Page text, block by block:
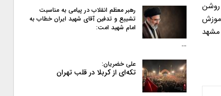
روشن
پنجشنبه ۲۶ آبان از ساعت ۹ لغایت ۱۱ صبح در مشهد
رهبر معظم انقلاب در پیامی به‌ مناسبت
تشییع و تدفین آقای شهید ایران خطاب به
امام شهید امت:
…
علی خضریان:
تکه‌ای از کربلا در قلب تهران